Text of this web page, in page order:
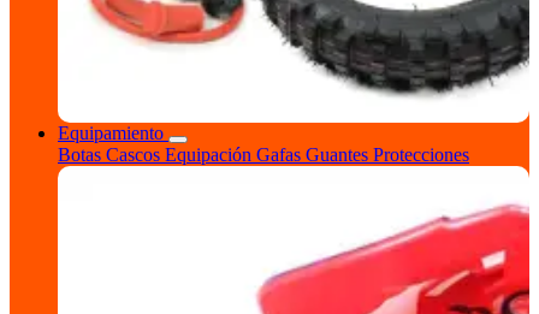
Equipamiento
Botas Cascos Equipación Gafas Guantes Protecciones